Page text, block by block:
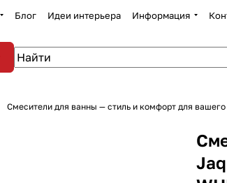
Блог Идеи интерьера Информация
Смесители для ванны — стиль и комфорт для вашего